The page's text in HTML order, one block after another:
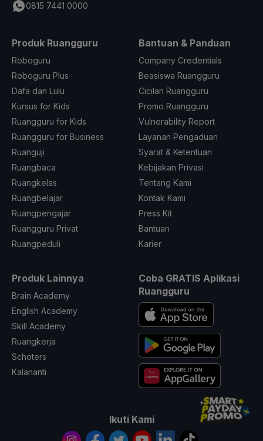
0815 7441 0000
Produk Ruangguru
Roboguru
Roboguru Plus
Dafa dan Lulu
Kursus for Kids
Ruangguru for Kids
Ruangguru for Business
Ruanguji
Ruangbaca
Ruangkelas
Ruangbelajar
Ruangpengajar
Ruangguru Privat
Ruangpeduli
Bantuan & Panduan
Company Credentials
Beasiswa Ruangguru
Cicilan Ruangguru
Promo Ruangguru
Vulnerability Report
Layanan Pengaduan
Syarat & Ketentuan
Kebijakan Privasi
Tentang Kami
Kontak Kami
Press Kit
Bantuan
Karier
Produk Lainnya
Brain Academy
English Academy
Skill Academy
Ruangkerja
Schoters
Kalananti
Coba GRATIS Aplikasi
Ruangguru
Ikuti Kami